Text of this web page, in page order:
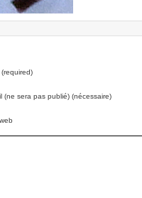
(required)
(ne sera pas publié) (nécessaire)